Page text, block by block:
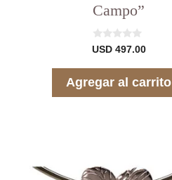
Campo”
0
d
USD497.00
Agregar al carrito